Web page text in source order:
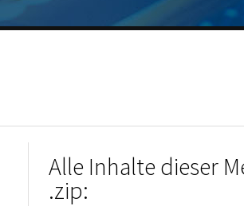
Alle Inhalte dieser
.zip: